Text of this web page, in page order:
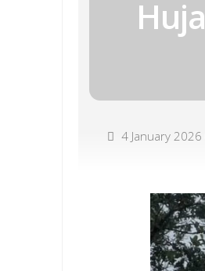
4 January